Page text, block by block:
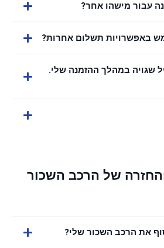
עבור מישהו אחר?
באפשרויות תשלום אחרות?
שגויה במהלך ההזמנה שלי.
של הרכב השכור
את הרכב השכור שלי?